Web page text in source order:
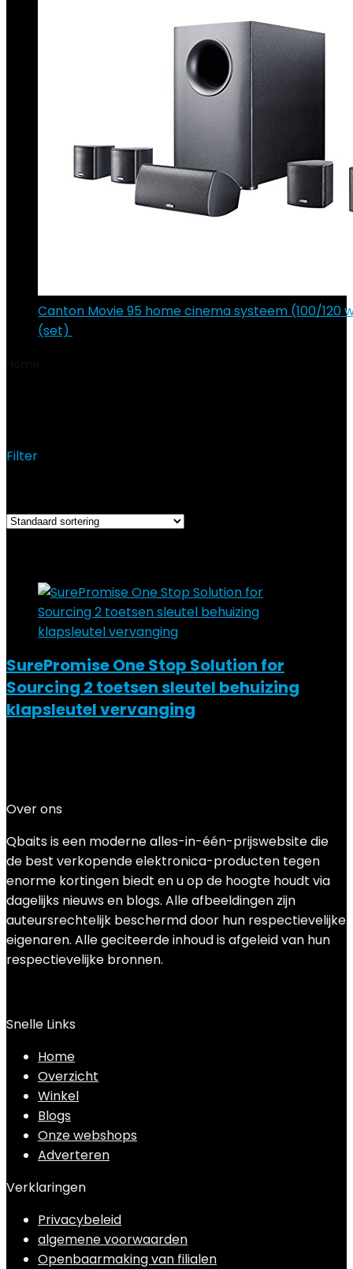
Canton Movie 95 home cinema systeem (100/120
(set)
Filter
SurePromise One Stop Solution for
Sourcing 2 toetsen sleutel behuizing
klapsleutel vervanging
Over ons
Qbaits is een moderne alles-in-één-prijswebsite die
de best verkopende elektronica-producten tegen
enorme kortingen biedt en u op de hoogte houdt via
dagelijks nieuws en blogs. Alle afbeeldingen zijn
auteursrechtelijk beschermd door hun respectievelijke
eigenaren. Alle geciteerde inhoud is afgeleid van hun
respectievelijke bronnen.
Snelle Links
Home
Overzicht
Winkel
Blogs
Onze webshops
Adverteren
Verklaringen
Privacybeleid
algemene voorwaarden
Openbaarmaking van filialen